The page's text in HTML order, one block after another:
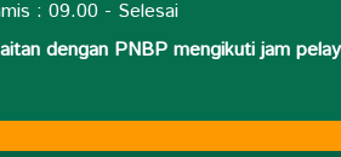
: 09.00 - Selesai
dengan PNBP mengikuti jam